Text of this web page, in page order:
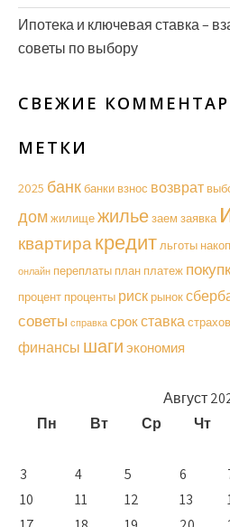
Ипотека и ключевая ставка –
советы по выбору
СВЕЖИЕ
МЕТКИ
2025 банкбанки взнос возврат
домжилищежильезаем заявка
квартира кредитльготы
онлайн переплаты план платеж
процент проценты рискрынок
советы справка срокставка
финансы шаги экономия
Август
Пн
Вт Ср Чт
3
4 5 6
10
11 12 13